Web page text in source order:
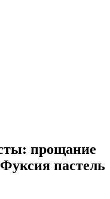
прощание
пастель